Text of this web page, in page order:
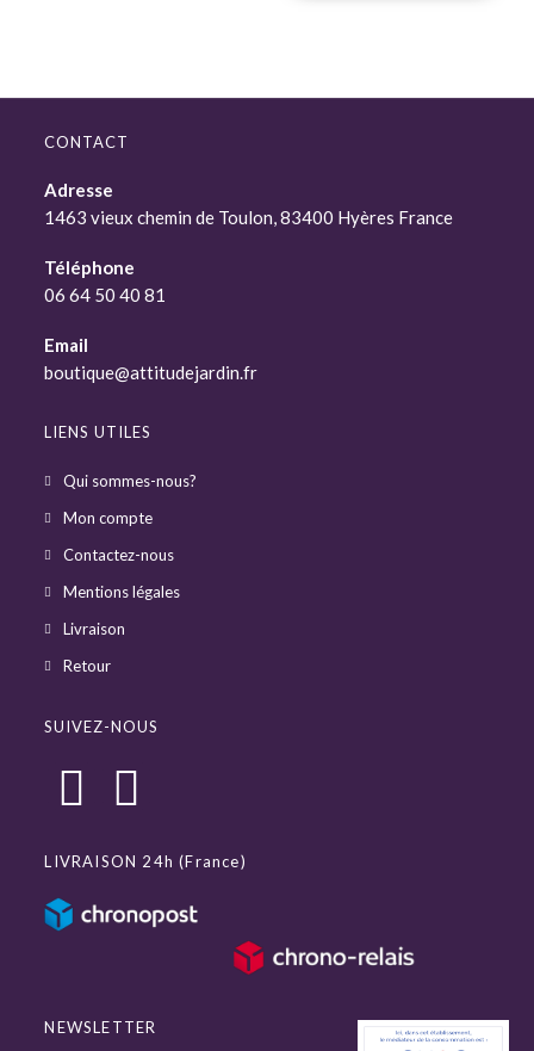
CONTACT
Adresse
1463 vieux chemin de Toulon, 83400 Hyères France
Téléphone
06 64 50 40 81
Email
boutique@attitudejardin.fr
LIENS UTILES
Qui sommes-nous?
Mon compte
Contactez-nous
Mentions légales
Livraison
Retour
SUIVEZ-NOUS
LIVRAISON 24h (France)
NEWSLETTER